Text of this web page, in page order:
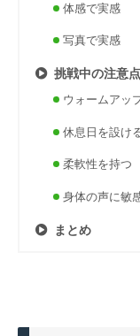
体感で実感
写真で実感
挑戦中の注意点
ウォームアッ
休息日を設け
柔軟性を持つ
身体の声に敏
まとめ